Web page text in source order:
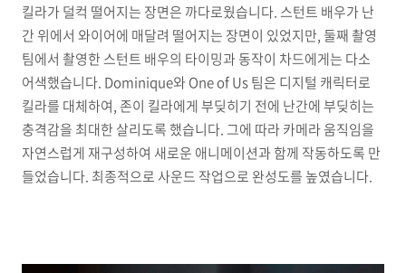
킬라가 덜컥 떨어지는 장면은 까다로웠습니다. 스턴트 배우가 난
간 위에서 와이어에 매달려 떨어지는 장면이 있었지만, 둘째 촬영
팀에서 촬영한 스턴트 배우의 타이밍과 동작이 차드에게는 다소
어색했습니다. Dominique와 One of Us 팀은 디지털 캐릭터로
킬라를 대체하여, 존이 킬라에게 부딪히기 전에 난간에 부딪히는
충격감을 최대한 살리도록 했습니다. 그에 따라 카메라 움직임을
자연스럽게 재구성하여 새로운 애니메이션과 함께 작동하도록 만
들었습니다. 최종적으로 사운드 작업으로 완성도를 높였습니다.